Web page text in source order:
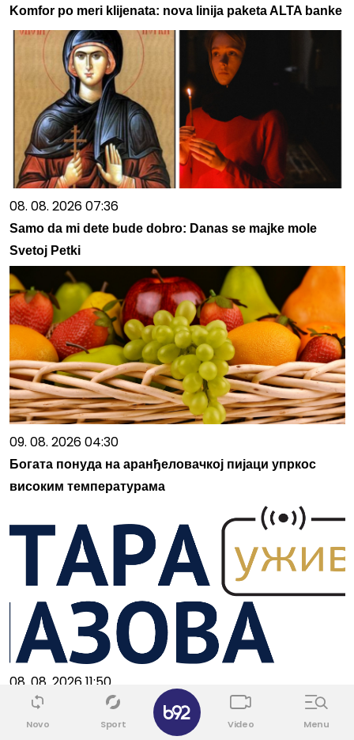
Komfor po meri klijenata: nova linija paketa ALTA banke
08. 08. 2026 07:36
Samo da mi dete bude dobro: Danas se majke mole
Svetoj Petki
09. 08. 2026 04:30
Богата понуда на аранђеловачкој пијаци упркос
високим температурама
08. 08. 2026 11:50
Млади ватерполисти Србије у полуфиналу Светског
првенства (У16)
Novo Sport Video Menu
✕